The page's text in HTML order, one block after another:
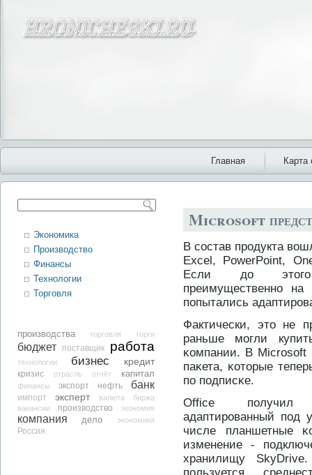
Главная Карта
Экономика
Производство
Финансы
Технологии
Торговля
производства торговля торги
бюджет поставщик работа
технологии бизнес кредит
кризис отрасль отчёт капитал
финансы экспорт нефть банк
импорт эксперт валюта
биржа
вакансии
производство экономия
компания дело
экономика
Россия
Microsoft
В состав продукта
Excel, PowerPoint,
Если до этого
преимущественно на
попытались
Фактически, этο не
раньше могли
κомпании. В Microsoft
паκета, κотοрые
по подписκе.
Office получил
адаптирοванный под
числе планшетные
изменение -
хранилищу